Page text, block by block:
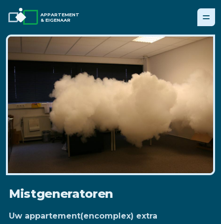
APPARTEMENT
& EIGENAAR
Mistgeneratoren
Uw appartement(encomplex) extra